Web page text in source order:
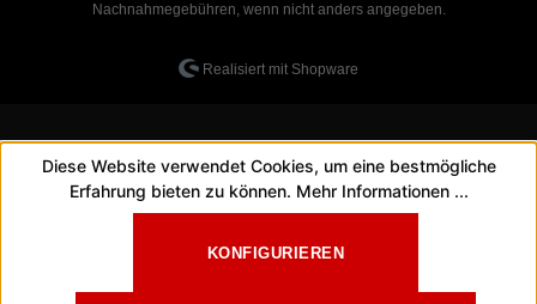
Nachnahmegebühren, wenn nicht anders angegeben.
Realisiert mit Shopware
Diese Website verwendet Cookies, um eine bestmögliche
Erfahrung bieten zu können. Mehr Informationen ...
KONFIGURIEREN